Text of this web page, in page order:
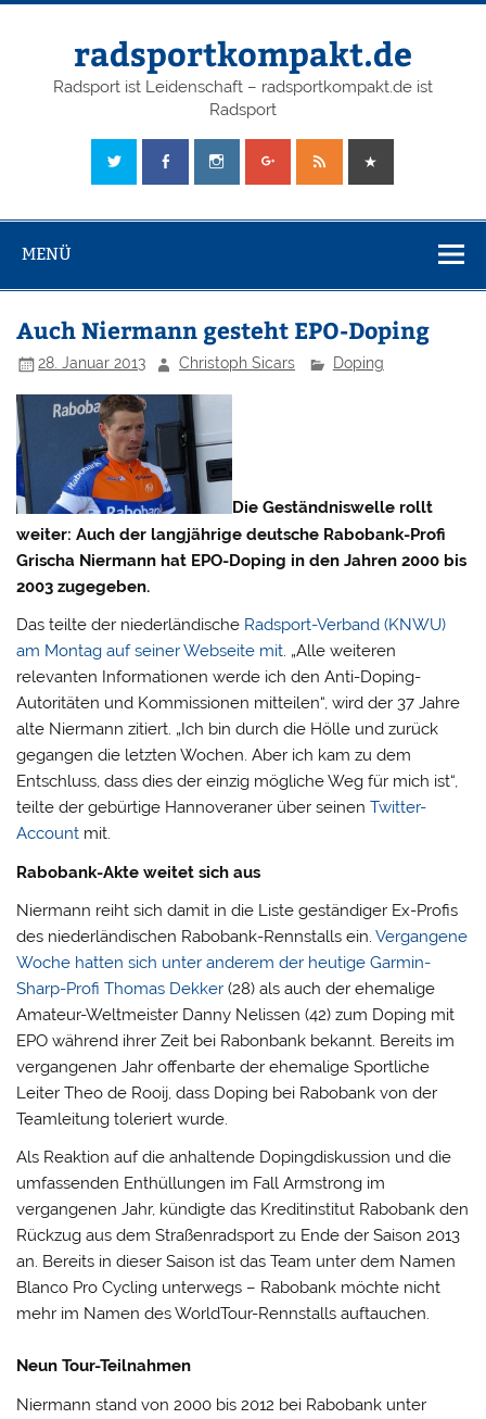
radsportkompakt.de
Radsport ist Leidenschaft – radsportkompakt.de ist
Radsport
MENÜ
Auch Niermann gesteht EPO-Doping
28. Januar 2013 Christoph Sicars Doping
Die Geständniswelle rollt
weiter: Auch der langjährige deutsche Rabobank-Profi
Grischa Niermann hat EPO-Doping in den Jahren 2000 bis
2003 zugegeben.
Das teilte der niederländische Radsport-Verband (KNWU)
am Montag auf seiner Webseite mit. „Alle weiteren
relevanten Informationen werde ich den Anti-Doping-
Autoritäten und Kommissionen mitteilen“, wird der 37 Jahre
alte Niermann zitiert. „Ich bin durch die Hölle und zurück
gegangen die letzten Wochen. Aber ich kam zu dem
Entschluss, dass dies der einzig mögliche Weg für mich ist“,
teilte der gebürtige Hannoveraner über seinenTwitter-
Account mit.
Rabobank-Akte weitet sich aus
Niermann reiht sich damit in die Liste geständiger Ex-Profis
des niederländischen Rabobank-Rennstalls ein.Vergangene
Woche hatten sich unter anderem der heutige Garmin-
Sharp-Profi Thomas Dekker (28) als auch der ehemalige
Amateur-Weltmeister Danny Nelissen (42) zum Doping mit
EPO während ihrer Zeit bei Rabonbank bekannt. Bereits im
vergangenen Jahr offenbarte der ehemalige Sportliche
Leiter Theo de Rooij, dass Doping bei Rabobank von der
Teamleitung toleriert wurde.
Als Reaktion auf die anhaltende Dopingdiskussion und die
umfassenden Enthüllungen im Fall Armstrong im
vergangenen Jahr, kündigte das Kreditinstitut Rabobank den
Rückzug aus dem Straßenradsport zu Ende der Saison 2013
an. Bereits in dieser Saison ist das Team unter dem Namen
Blanco Pro Cycling unterwegs – Rabobank möchte nicht
mehr im Namen des WorldTour-Rennstalls auftauchen.
Neun Tour-Teilnahmen
Niermann stand von 2000 bis 2012 bei Rabobank unter